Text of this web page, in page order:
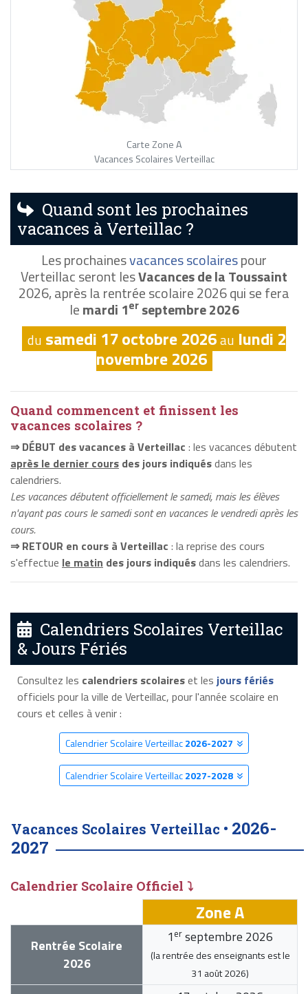
Carte Zone A
Vacances Scolaires Verteillac
Quand sont les prochaines
vacances à Verteillac ?
Les prochainesvacances scolairespour
Verteillac seront lesVacances de la Toussaint
2026, après la rentrée scolaire 2026 qui se fera
lemardi 1erseptembre 2026
du samedi 17 octobre 2026au lundi 2
novembre 2026
Quand commencent et finissent les
vacances scolaires ?
⇒ DÉBUT des vacances à Verteillac : les vacances débutent
après le dernier cours des jours indiquésdans les
calendriers.
Les vacances débutent officiellement le samedi, mais les élèves
n'ayant pas cours le samedi sont en vacances le vendredi après les
cours.
⇒ RETOUR en cours à Verteillac : la reprise des cours
s'effectue le matin des jours indiquésdans les calendriers.
Calendriers Scolaires Verteillac
& Jours Fériés
Consultez les calendriers scolaireset les jours fériés
officiels pour la ville de Verteillac, pour l'année scolaire en
cours et celles à venir :
Calendrier Scolaire Verteillac2026-2027
Calendrier Scolaire Verteillac2027-2028
Vacances Scolaires Verteillac • 2026-
2027
Calendrier Scolaire Officiel ⤵
Zone A
Rentrée Scolaire
2026
1 er septembre 2026
(la rentrée des enseignants est le
31 août 2026)